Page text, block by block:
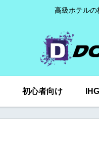
高級ホテル
初心者向け IHG